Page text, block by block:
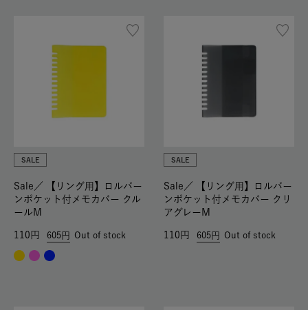
SALE
Sale／
【リング用】ロルバー
ンポケット付メモカバー クル
ールM
605
110 Out of stock
SALE
Sale／
【リング用】ロルバー
ンポケット付メモカバー クリ
アグレーM
605
110 Out of stock